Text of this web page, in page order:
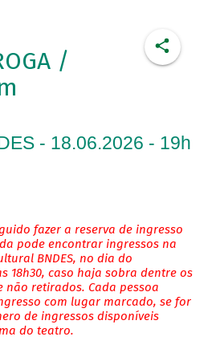
/
- 18.06.2026 - 19h
fazer a reserva de ingresso
pode encontrar ingressos na
BNDES, no dia do
18h30, caso haja sobra dentre os
não retirados. Cada pessoa
com lugar marcado, se for
de ingressos disponíveis
do teatro.